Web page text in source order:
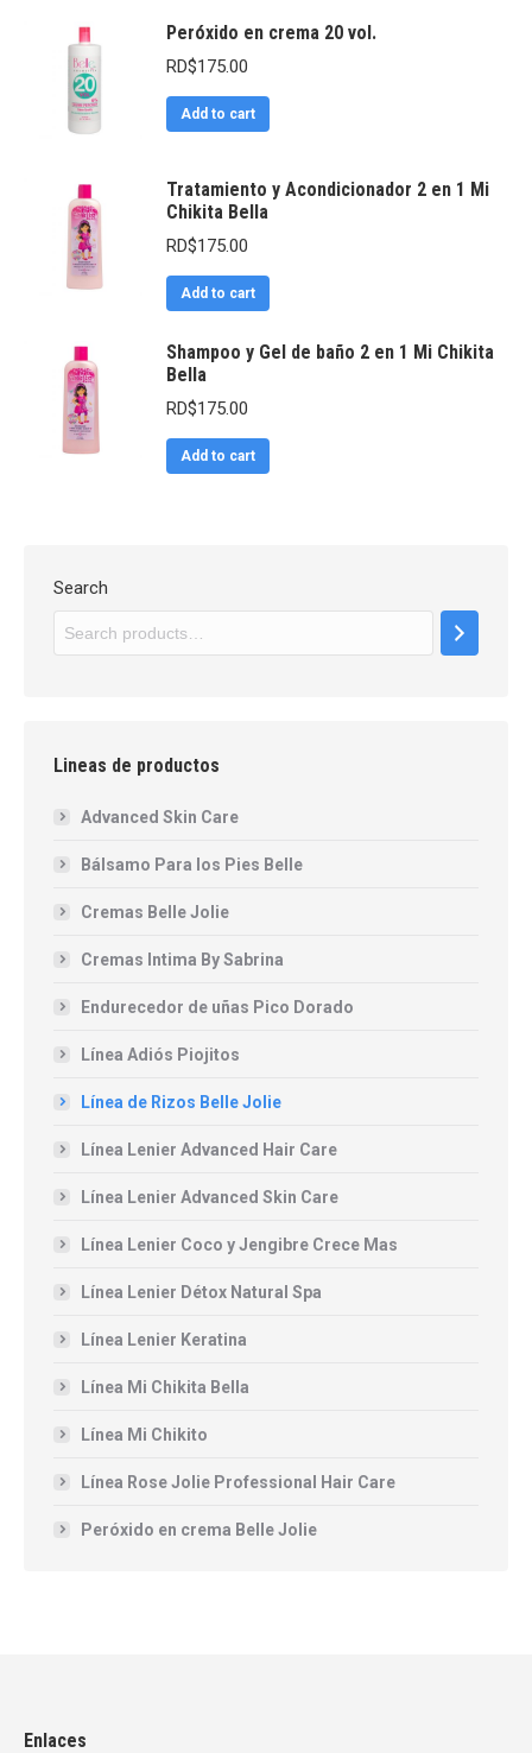
Peróxido en crema 20 vol.
RD$175.00
Add to cart
Tratamiento y Acondicionador 2 en 1 Mi
Chikita Bella
RD$175.00
Add to cart
Shampoo y Gel de baño 2 en 1 Mi Chikita
Bella
RD$175.00
Add to cart
Search
Lineas de productos
Advanced Skin Care
Bálsamo Para los Pies Belle
Cremas Belle Jolie
Cremas Intima By Sabrina
Endurecedor de uñas Pico Dorado
Línea Adiós Piojitos
Línea de Rizos Belle Jolie
Línea Lenier Advanced Hair Care
Línea Lenier Advanced Skin Care
Línea Lenier Coco y Jengibre Crece Mas
Línea Lenier Détox Natural Spa
Línea Lenier Keratina
Línea Mi Chikita Bella
Línea Mi Chikito
Línea Rose Jolie Professional Hair Care
Peróxido en crema Belle Jolie
Enlaces